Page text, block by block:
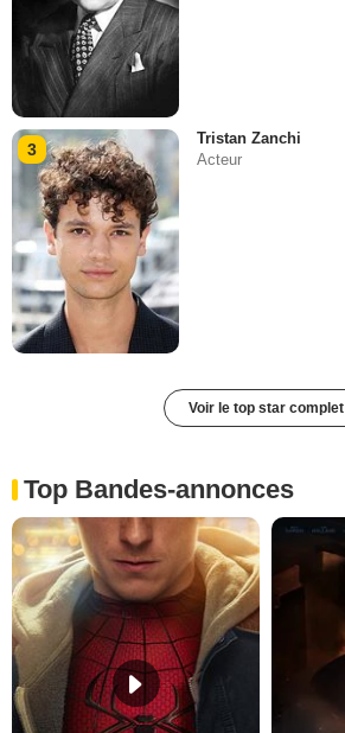
3
Tristan Zanchi
Acteur
Voir le top star complet
Top Bandes-annonces